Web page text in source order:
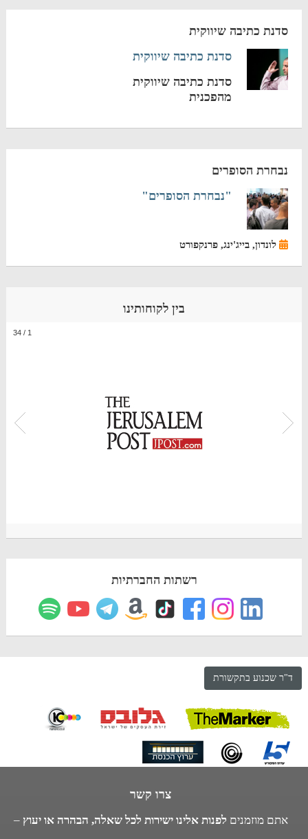
סדנת כתיבה שיווקית
סדנת כתיבה שיווקית
סדנת כתיבה שיווקית
מהפכנית
נבחרת הסופרים
"נבחרת הסופרים"
לונדון, בייג'ינג, פרנקפורט
בין לקוחותינו
1
/
34
רשתות החברתיות
ד"ר שכנוע בתקשורת
צרו קשר
אתם מוזמנים לפנות אלינו ישירות לכל שאלה, הבהרה או יעוץ –